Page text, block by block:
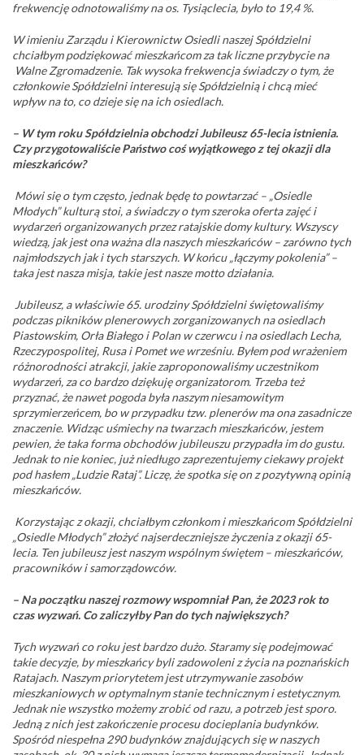
frekwencję odnotowaliśmy na os. Tysiąclecia, było to 19,4 %.
W imieniu Zarządu i Kierownictw Osiedli naszej Spółdzielni
chciałbym podziękować mieszkańcom za tak liczne przybycie na
Walne Zgromadzenie. Tak wysoka frekwencja świadczy o tym, że
członkowie Spółdzielni interesują się Spółdzielnią i chcą mieć
wpływ na to, co dzieje się na ich osiedlach.
– W tym roku Spółdzielnia obchodzi Jubileusz 65-lecia istnienia.
Czy przygotowaliście Państwo coś wyjątkowego z tej okazji dla
mieszkańców?
Mówi się o tym często, jednak będę to powtarzać – „Osiedle
Młodych” kulturą stoi, a świadczy o tym szeroka oferta zajęć i
wydarzeń organizowanych przez ratajskie domy kultury. Wszyscy
wiedzą, jak jest ona ważna dla naszych mieszkańców – zarówno tych
najmłodszych jak i tych starszych. W końcu „łączymy pokolenia” –
taka jest nasza misja, takie jest nasze motto działania.
Jubileusz, a właściwie 65. urodziny Spółdzielni świętowaliśmy
podczas pikników plenerowych zorganizowanych na osiedlach
Piastowskim, Orła Białego i Polan w czerwcu i na osiedlach Lecha,
Rzeczypospolitej, Rusa i Pomet we wrześniu. Byłem pod wrażeniem
różnorodności atrakcji, jakie zaproponowaliśmy uczestnikom
wydarzeń, za co bardzo dziękuję organizatorom. Trzeba też
przyznać, że nawet pogoda była naszym niesamowitym
sprzymierzeńcem, bo w przypadku tzw. plenerów ma ona zasadnicze
znaczenie. Widząc uśmiechy na twarzach mieszkańców, jestem
pewien, że taka forma obchodów jubileuszu przypadła im do gustu.
Jednak to nie koniec, już niedługo zaprezentujemy ciekawy projekt
pod hasłem „Ludzie Rataj”. Liczę, że spotka się on z pozytywną opinią
mieszkańców.
Korzystając z okazji, chciałbym członkom i mieszkańcom Spółdzielni
„Osiedle Młodych” złożyć najserdeczniejsze życzenia z okazji 65-
lecia. Ten jubileusz jest naszym wspólnym świętem – mieszkańców,
pracowników i samorządowców.
– Na początku naszej rozmowy wspomniał Pan, że 2023 rok to
czas wyzwań. Co zaliczyłby Pan do tych największych?
Tych wyzwań co roku jest bardzo dużo. Staramy się podejmować
takie decyzje, by mieszkańcy byli zadowoleni z życia na poznańskich
Ratajach. Naszym priorytetem jest utrzymywanie zasobów
mieszkaniowych w optymalnym stanie technicznym i estetycznym.
Jednak nie wszystko możemy zrobić od razu, a potrzeb jest sporo.
Jedną z nich jest zakończenie procesu docieplania budynków.
Spośród niespełna 290 budynków znajdujących się w naszych